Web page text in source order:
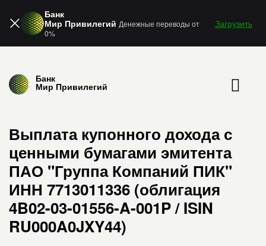
Банк
Мир Привилегий Денежные переводы от
0%
Загрузить
Банк
Мир Привилегий
Выплата купонного дохода с
ценными бумагами эмитента
ПАО "Группа Компаний ПИК"
ИНН 7713011336 (облигация
4B02-03-01556-A-001P / ISIN
RU000A0JXY44)